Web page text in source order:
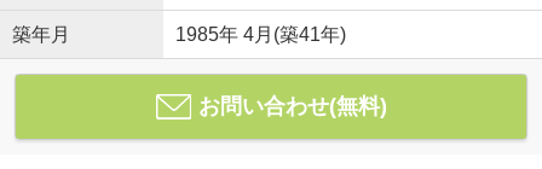
築年月 1985年 4月(築41年)
お問い合わせ(無料)